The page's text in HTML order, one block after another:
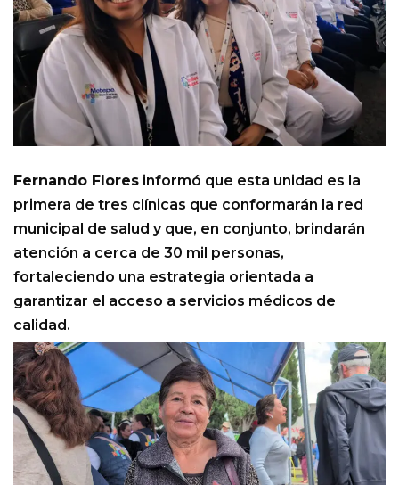
Fernando Flores informó que esta unidad es la
primera de tres clínicas que conformarán la red
municipal de salud y que, en conjunto, brindarán
atención a cerca de 30 mil personas,
fortaleciendo una estrategia orientada a
garantizar el acceso a servicios médicos de
calidad.